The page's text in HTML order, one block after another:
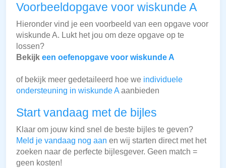
Voorbeeldopgave voor wiskunde A
Hieronder vind je een voorbeeld van een opgave voor
wiskunde A. Lukt het jou om deze opgave op te
lossen?
Bekijk een oefenopgave voor wiskunde A
of bekijk meer gedetaileerd hoe we individuele
ondersteuning in wiskunde A aanbieden
Start vandaag met de bijles
Klaar om jouw kind snel de beste bijles te geven?
Meld je vandaag nog aan en wij starten direct met het
zoeken naar de perfecte bijlesgever. Geen match =
geen kosten!